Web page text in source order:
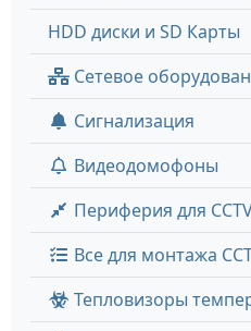
HDD диски и SD Карты
Сетевое
Сигнализация
Видеодомофоны
Периферия для
Все для монтажа
Тепловизоры